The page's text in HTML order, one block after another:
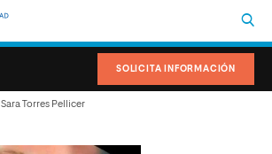
SOLICITA INFORMACIÓN
Sara Torres Pellicer